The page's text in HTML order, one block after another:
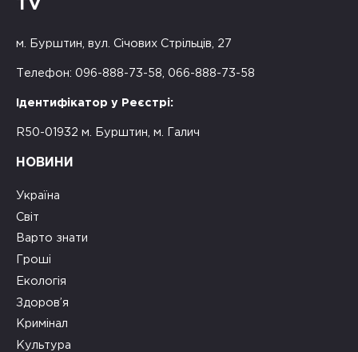
TV
м. Бурштин, вул. Січових Стрільців, 27
Телефон: 096-888-73-58, 066-888-73-58
Ідентифікатор у Реєстрі:
R50-01932 м. Бурштин, м. Галич
НОВИНИ
Україна
Світ
Варто знати
Гроші
Екологія
Здоров’я
Кримінал
Культура